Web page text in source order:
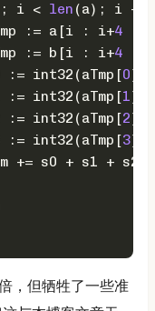
; i < len (a); i +=
:= a[i : i+
4
:= b[i : i+
4
:=
int32 (aTmp[0])
:=
int32 (aTmp[1])
:=
int32 (aTmp[2])
:=
int32 (aTmp[3])
+= s0 + s1 + s2
，但牺牲了一些准